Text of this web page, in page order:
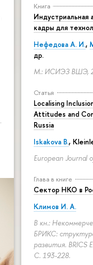
Книга
Индустриальная
кадры для
Нефедова А. И.,
др.
М.: ИСИЭЗ ВШЭ,
Статья
Localising
Attitudes and
Russia
Iskakova B.,
European Journal
Глава в книге
Сектор НКО в
Климов И. А.
В кн.:
БРИКС:
развития. BRICS
С. 193-228.